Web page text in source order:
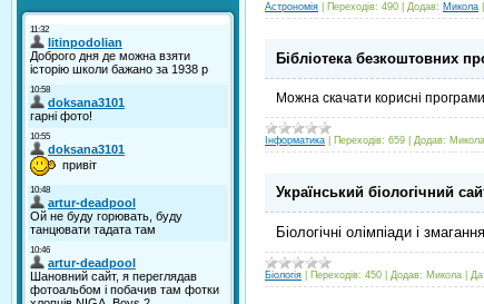
Астрономія Переходів: 490 Додав: Микола
Бібліотека безкоштовних
Можна скачати корисні
Інформатика Переходів: 659 Додав: Микола
Український біологічний
Біологічні олімпіади і
Біологія Переходів: 450 Додав: Микола